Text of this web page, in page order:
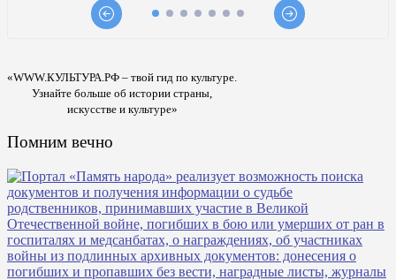
«WWW.КУЛЬТУРА.РФ – твой гид по культуре.
Узнайте больше об истории страны,
искусстве и культуре»
Помним вечно